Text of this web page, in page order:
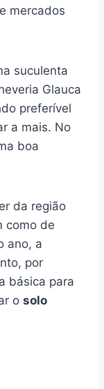
mercados
suculenta
Glauca
preferível
a mais. No
boa
da região
como de
ano, a
por
básica para
o solo